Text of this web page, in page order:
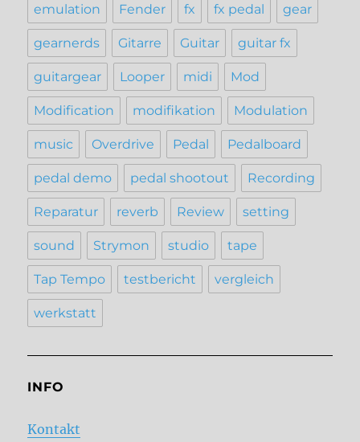
emulation Fender fx fx pedal gear
gearnerds Gitarre Guitar guitar fx
guitargear Looper midi Mod
Modification modifikation Modulation
music Overdrive Pedal Pedalboard
pedal demo pedal shootout Recording
Reparatur reverb Review setting
sound Strymon studio tape
Tap Tempo testbericht vergleich
werkstatt
INFO
Kontakt